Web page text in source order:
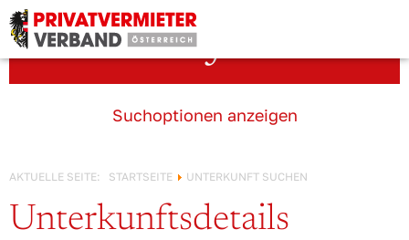
Unterkunft suchen
Suchoptionen anzeigen
AKTUELLE SEITE: STARTSEITE UNTERKUNFT SUCHEN
Unterkunftsdetails